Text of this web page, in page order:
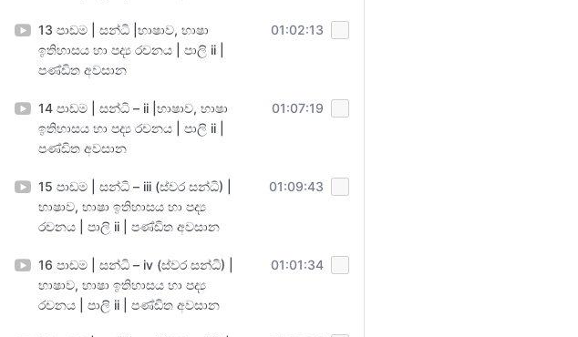
13 පාඩම | සන්ධි |භාෂාව, භාෂා
ඉතිහාසය හා පද්‍ය රචනය | පාලි ii |
පණ්ඩිත අවසාන
01:02:13
14 පාඩම | සන්ධි – ii |භාෂාව, භාෂා
ඉතිහාසය හා පද්‍ය රචනය | පාලි ii |
පණ්ඩිත අවසාන
01:07:19
15 පාඩම | සන්ධි – iii (ස්වර සන්ධි) |
භාෂාව, භාෂා ඉතිහාසය හා පද්‍ය
රචනය | පාලි ii | පණ්ඩිත අවසාන
01:09:43
16 පාඩම | සන්ධි – iv (ස්වර සන්ධි) |
භාෂාව, භාෂා ඉතිහාසය හා පද්‍ය
රචනය | පාලි ii | පණ්ඩිත අවසාන
01:01:34